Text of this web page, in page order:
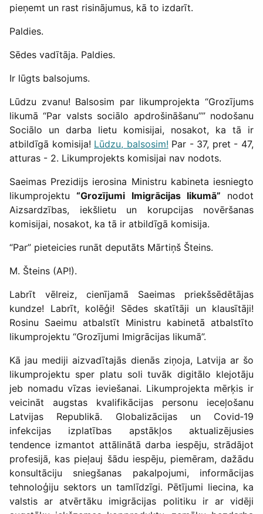
pieņemt un rast risinājumus, kā to izdarīt.
Paldies.
Sēdes vadītāja. Paldies.
Ir lūgts balsojums.
Lūdzu zvanu! Balsosim par likumprojekta “Grozījums
likumā “Par valsts sociālo apdrošināšanu”” nodošanu
Sociālo un darba lietu komisijai, nosakot, ka tā ir
atbildīgā komisija! Lūdzu, balsosim! Par - 37, pret - 47,
atturas - 2. Likumprojekts komisijai nav nodots.
Saeimas Prezidijs ierosina Ministru kabineta iesniegto
likumprojektu“Grozījumi Imigrācijas likumā” nodot
Aizsardzības, iekšlietu un korupcijas novēršanas
komisijai, nosakot, ka tā ir atbildīgā komisija.
“Par” pieteicies runāt deputāts Mārtiņš Šteins.
M. Šteins (AP!).
Labrīt vēlreiz, cienījamā Saeimas priekšsēdētājas
kundze! Labrīt, kolēģi! Sēdes skatītāji un klausītāji!
Rosinu Saeimu atbalstīt Ministru kabinetā atbalstīto
likumprojektu “Grozījumi Imigrācijas likumā”.
Kā jau mediji aizvadītajās dienās ziņoja, Latvija ar šo
likumprojektu sper platu soli tuvāk digitālo klejotāju
jeb nomadu vīzas ieviešanai. Likumprojekta mērķis ir
veicināt augstas kvalifikācijas personu ieceļošanu
Latvijas Republikā. Globalizācijas un Covid‑19
infekcijas izplatības apstākļos aktualizējusies
tendence izmantot attālinātā darba iespēju, strādājot
profesijā, kas pieļauj šādu iespēju, piemēram, dažādu
konsultāciju sniegšanas pakalpojumi, informācijas
tehnoloģiju sektors un tamlīdzīgi. Pētījumi liecina, ka
valstis ar atvērtāku imigrācijas politiku ir ar vidēji